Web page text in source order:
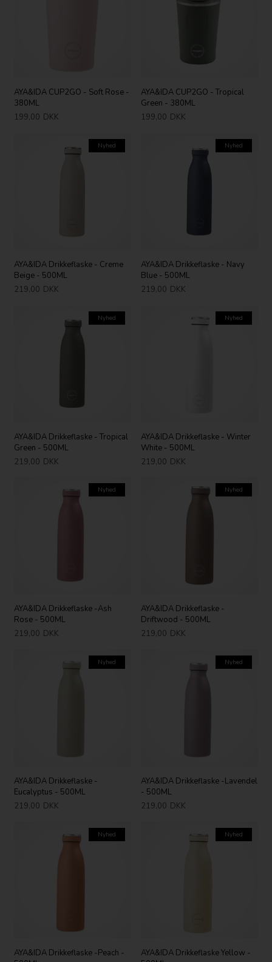
AYA&IDA CUP2GO - Soft Rose -
380ML
199,00 DKK
AYA&IDA CUP2GO - Tropical
Green - 380ML
199,00 DKK
Nyhed
AYA&IDA Drikkeflaske - Creme
Beige - 500ML
219,00 DKK
Nyhed
AYA&IDA Drikkeflaske - Navy
Blue - 500ML
219,00 DKK
Nyhed
AYA&IDA Drikkeflaske - Tropical
Green - 500ML
219,00 DKK
Nyhed
AYA&IDA Drikkeflaske - Winter
White - 500ML
219,00 DKK
Nyhed
AYA&IDA Drikkeflaske -Ash
Rose - 500ML
219,00 DKK
Nyhed
AYA&IDA Drikkeflaske -
Driftwood - 500ML
219,00 DKK
Nyhed
AYA&IDA Drikkeflaske -
Eucalyptus - 500ML
219,00 DKK
Nyhed
AYA&IDA Drikkeflaske -Lavendel
- 500ML
219,00 DKK
Nyhed
AYA&IDA Drikkeflaske -Peach -
Nyhed
AYA&IDA Drikkeflaske Yellow -